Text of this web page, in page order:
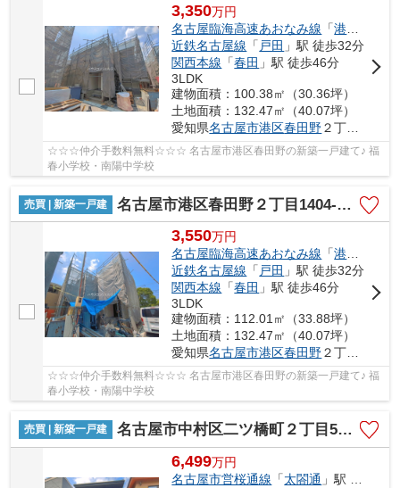
3,350万円
名古屋臨海高速あおなみ線 「港北
近鉄名古屋線 「 戸田 」駅 徒歩32分
関西本線 「春田 」駅 徒歩46分
3LDK
建物面積：100.38㎡（30.36坪）
土地面積：132.47㎡（40.07坪）
愛知県名古屋市港区春田野２丁目1404-1
☆☆☆仲介手数料無料☆☆☆ 名古屋市港区春田野の新築一戸建て♪ 福
春小学校・南陽中学校
売買 | 新築一戸建 名古屋市港区春田野２丁目1404-1【仲介手数料無料】新築一戸建て 7号棟
3,550万円
名古屋臨海高速あおなみ線 「港北
近鉄名古屋線 「 戸田 」駅 徒歩32分
関西本線 「春田 」駅 徒歩46分
3LDK
建物面積：112.01㎡（33.88坪）
土地面積：132.47㎡（40.07坪）
愛知県名古屋市港区春田野２丁目1404-1
☆☆☆仲介手数料無料☆☆☆ 名古屋市港区春田野の新築一戸建て♪ 福
春小学校・南陽中学校
売買 | 新築一戸建 名古屋市中村区二ツ橋町２丁目53-1【仲介手数料無料】新築一戸建て
6,499万円
名古屋市営桜通線 「太閤通 」駅 徒歩7分